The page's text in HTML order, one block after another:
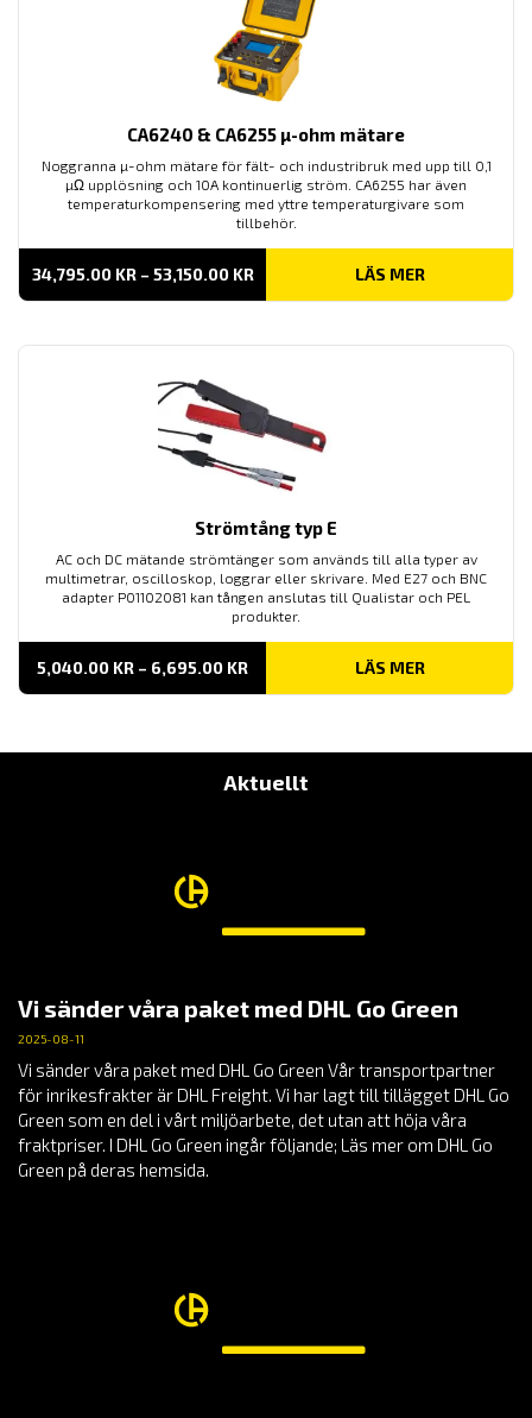
CA6240 & CA6255 µ-ohm mätare
Noggranna µ-ohm mätare för fält- och industribruk med upp till 0,1
µΩ upplösning och 10A kontinuerlig ström. CA6255 har även
temperaturkompensering med yttre temperaturgivare som
tillbehör.
34,795.00 KR – 53,150.00 KRPRISINTERVALL:
TILL
LÄS MER
Strömtång typ E
AC och DC mätande strömtänger som används till alla typer av
multimetrar, oscilloskop, loggrar eller skrivare. Med E27 och BNC
adapter P01102081 kan tången anslutas till Qualistar och PEL
produkter.
5,040.00 KR – 6,695.00 KRPRISINTERVALL:
TILL
LÄS MER
Aktuellt
Vi sänder våra paket med DHL Go Green
2025-08-11
Vi sänder våra paket med DHL Go Green Vår transportpartner
för inrikesfrakter är DHL Freight. Vi har lagt till tillägget DHL Go
Green som en del i vårt miljöarbete, det utan att höja våra
fraktpriser. I DHL Go Green ingår följande; Läs mer om DHL Go
Green på deras hemsida.